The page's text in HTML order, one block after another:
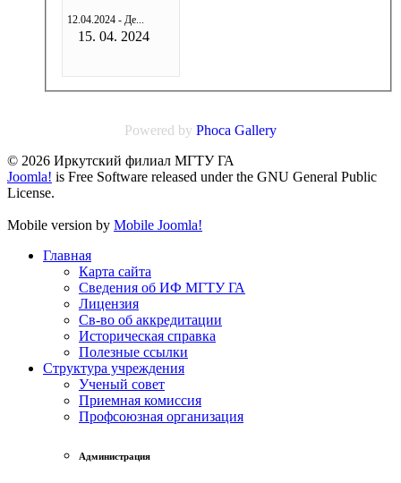
12.04.2024 - Де...
15. 04. 2024
Powered by Phoca Gallery
© 2026 Иркутский филиал МГТУ ГА
Joomla! is Free Software released under the GNU General Public
License.
Mobile version by Mobile Joomla!
Главная
Карта сайта
Сведения об ИФ МГТУ ГА
Лицензия
Св-во об аккредитации
Историческая справка
Полезные ссылки
Структура учреждения
Ученый совет
Приемная комиссия
Профсоюзная организация
Администрация